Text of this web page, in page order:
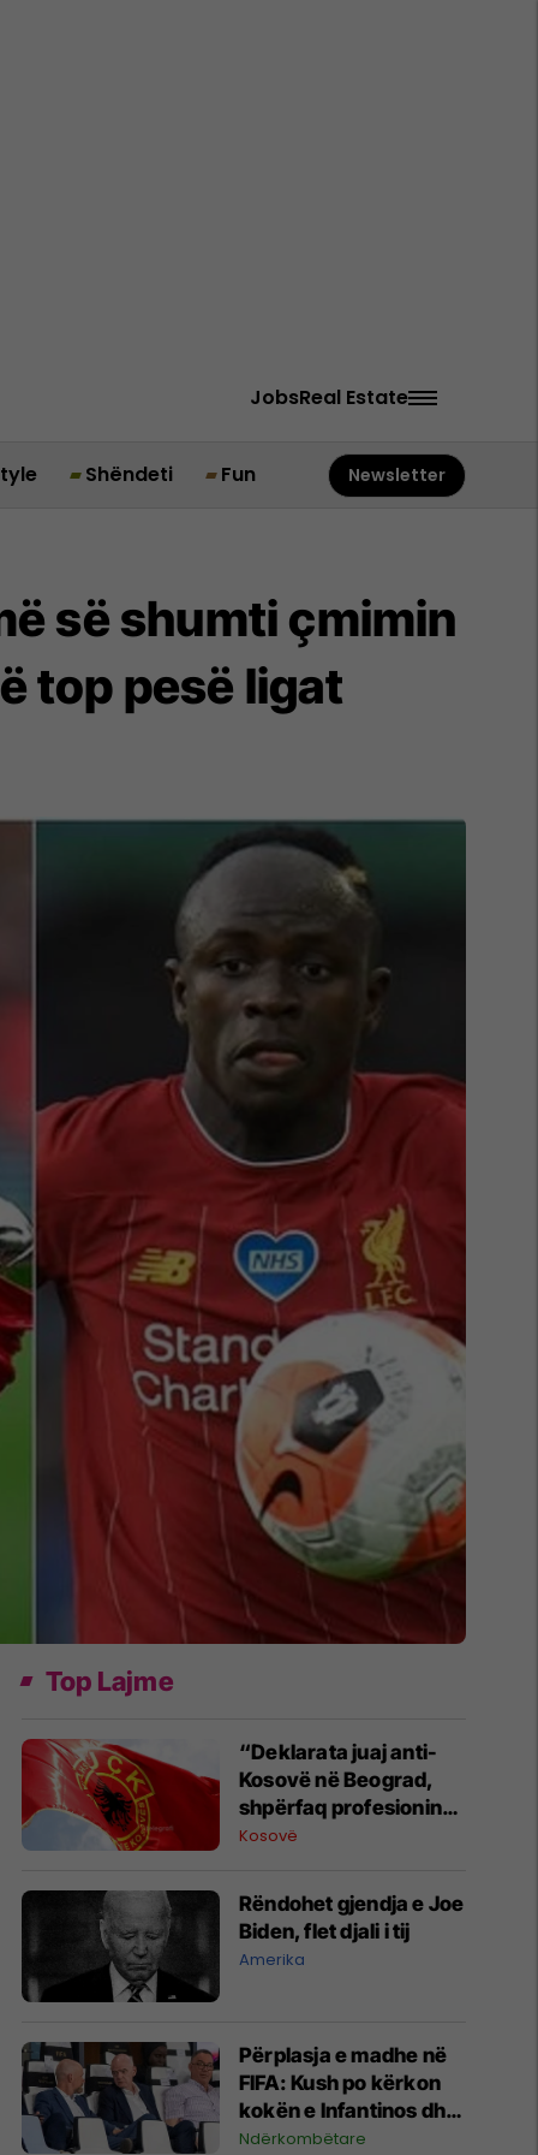
JobsReal Estate
Shëndeti Fun Newsletter
së shumti çmimin
top pesë ligat
Top Lajme
“Deklarata juaj anti-
Kosovë në Beograd,
shpërfaq profesionin
tënd para se të
OVL e UÇK-së i reagon
Zelenskyt
Kosovë
Rëndohet gjendja e Joe
Biden, flet djali i tij
Amerika
Përplasja e madhe në
FIFA: Kush po kërkon
kokën e Infantinos dhe
kush po e mbron?
Ndërkombëtare